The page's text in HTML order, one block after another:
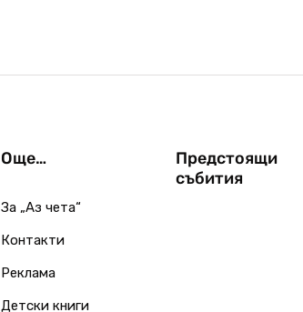
Още…
За „Аз чета“
Контакти
Реклама
Детски книги
Предстоящи
събития